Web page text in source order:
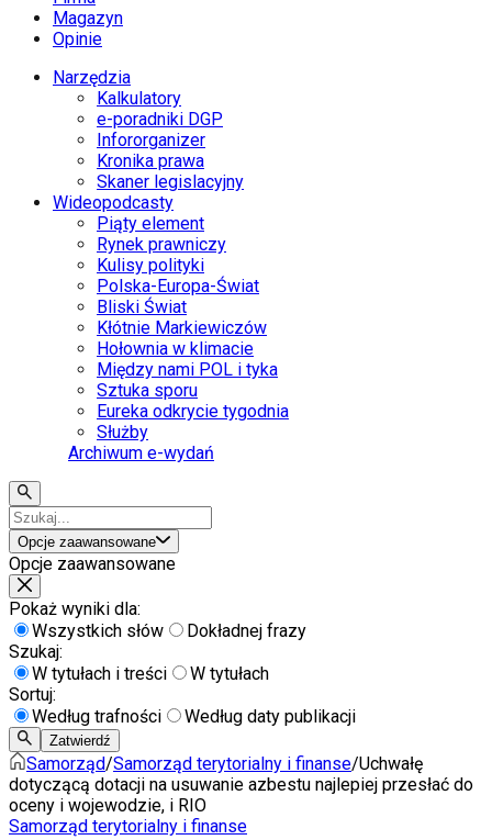
Magazyn
Opinie
Narzędzia
Kalkulatory
e-poradniki DGP
Infororganizer
Kronika prawa
Skaner legislacyjny
Wideopodcasty
Piąty element
Rynek prawniczy
Kulisy polityki
Polska-Europa-Świat
Bliski Świat
Kłótnie Markiewiczów
Hołownia w klimacie
Między nami POL i tyka
Sztuka sporu
Eureka odkrycie tygodnia
Służby
Archiwum e-wydań
Opcje zaawansowane
Opcje zaawansowane
Pokaż wyniki dla:
Wszystkich słów
Dokładnej frazy
Szukaj:
W tytułach i treści
W tytułach
Sortuj:
Według trafności
Według daty publikacji
Zatwierdź
Samorząd/Samorząd terytorialny i finanse/Uchwałę
dotyczącą dotacji na usuwanie azbestu najlepiej przesłać do
oceny i wojewodzie, i RIO
Samorząd terytorialny i finanse